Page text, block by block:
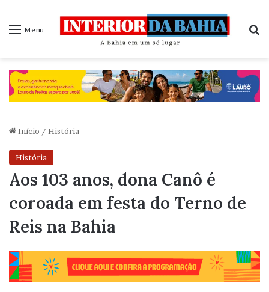
Menu
Início / História
História
Aos 103 anos, dona Canô é
coroada em festa do Terno de
Reis na Bahia